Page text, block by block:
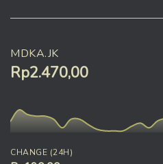
MDKA.JK
Rp2.470,00
CHANGE (24H)